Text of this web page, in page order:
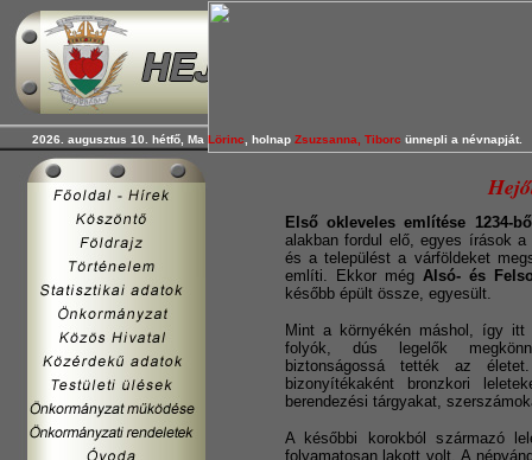
Első okleveles említése 1234-
alakban fordul elő, egyes írások
és a települést a várföldeket
említi. Ekkor még Alsó- és
később épült össze, egyesült.
Mint a környékén máshol, így
folyók, dús legelők
biztonságossá tették az
bizonyítékaként bronzkori
berendezési tárgyakat,
A későbbi korokból származó
folyamatosan lakott volt. A
2026. augusztus 10. hétfő, Ma Lörinc , holnap Zsuzsanna, Tiborc ünnepli a névnapját.